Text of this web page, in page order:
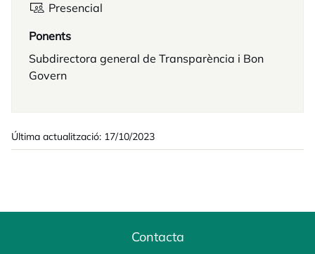
Presencial
Ponents
Subdirectora general de Transparència i Bon
Govern
Última actualització: 17/10/2023
Contacta